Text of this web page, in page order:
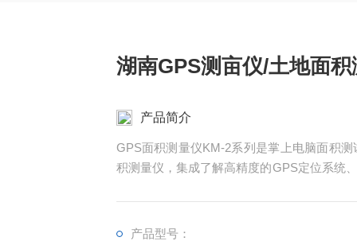
湖南GPS测亩仪/土地面积
产品简介
GPS面积测量仪KM-2系列是掌上电脑面积
积测量仪，集成了解高精度的GPS定位系统
产品型号：